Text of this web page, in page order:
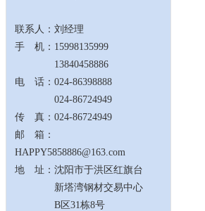
联系人：刘经理
手 机：15998135999
13840458886
电 话：024-86398888
024-86724949
传 真：024-86724949
邮 箱：
HAPPY5858886@163.com
地 址：沈阳市于洪区红旗台
新塔湾钢材交易中心
B区31栋8号